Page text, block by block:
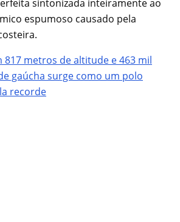
sintonizada inteiramente ao
espumoso causado pela
817 metros de altitude e 463 mil
gaúcha surge como um polo
recorde